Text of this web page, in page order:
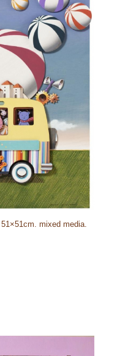
51×51cm. mixed media.